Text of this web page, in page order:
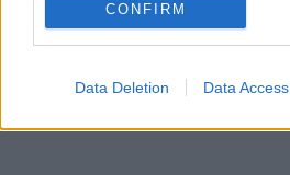
CONFIRM
Data Deletion Data Access